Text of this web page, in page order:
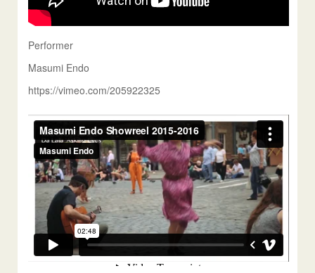
Performer
Masumi Endo
https://vimeo.com/205922325